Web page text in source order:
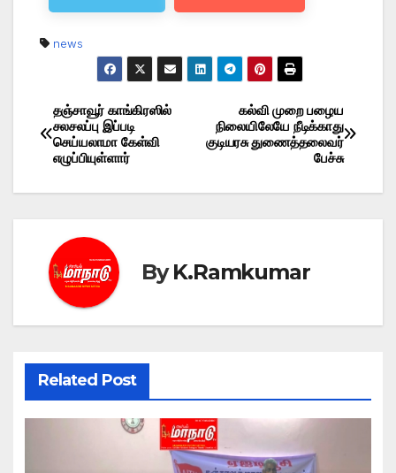
news
Post
navigation
கல்வி முறை பழைய
நிலையிலேயே நீடிக்காது
குடியரசு துணைத்தலைவர்
பேச்சு
தஞ்சாவூர் காங்கிரஸில்
சலசலப்பு இப்படி
செய்யலாமா கேள்வி
எழுப்பியுள்ளார்
ByK.Ramkumar
Related Post